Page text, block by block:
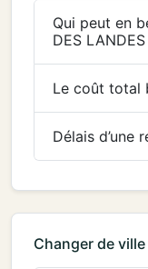
Qui peut en
DES
Le coût total
Délais d’une
Changer de ville